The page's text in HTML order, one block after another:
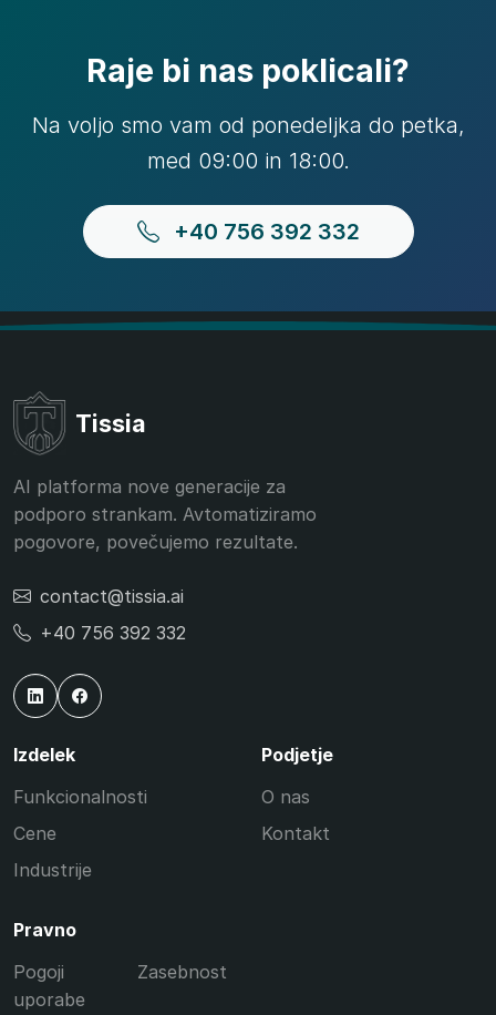
Raje bi nas poklicali?
Na voljo smo vam od ponedeljka do petka,
med 09:00 in 18:00.
+40 756 392 332
Tissia
AI platforma nove generacije za
podporo strankam. Avtomatiziramo
pogovore, povečujemo rezultate.
contact@tissia.ai
+40 756 392 332
Izdelek
Funkcionalnosti
Cene
Industrije
Podjetje
O nas
Kontakt
Pravno
Pogoji
uporabe
Zasebnost